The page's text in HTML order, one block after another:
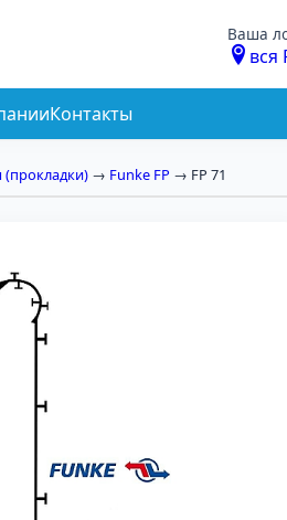
Ваша
вся
Контакты
(прокладки) → Funke FP → FP 71